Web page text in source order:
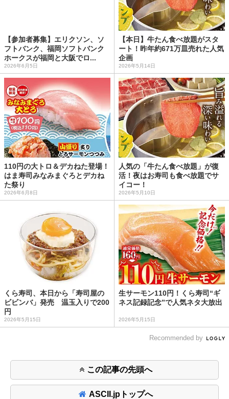
【参加者募集】エリクソン、ソ
フトバンク、福岡ソフトバンク
ホークスが福岡と大阪でロ...
2026年6月5日
【本日】牛たん食べ放題がスタ
ート！昨年約671万皿売れた人気
企画
2026年5月14日
110円の大トロ＆デカねた登場！
はま寿司みなみまぐろとデカね
た祭り
2026年6月8日
人気の「牛たん食べ放題」が復
活！夜はお寿司も食べ放題でサ
イコー！
2026年5月10日
くら寿司、本日から「寿司屋の
ビビンバ」発売 温玉入りで200
円
2026年5月15日
生サーモン110円！くら寿司“ギ
ネス記録記念”で人気ネタ大放出
2026年5月15日
Recommended by
この記事の先頭へ
ASCII.jpトップへ